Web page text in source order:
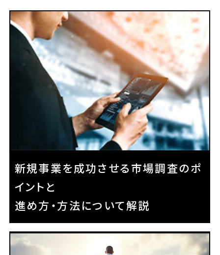
新規事業を成功させる市場調査のポ
イントと
進め方・方法について解説